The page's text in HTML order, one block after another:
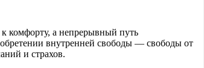
комфорту, а непрерывный путь
внутренней свободы — свободы от
и страхов.